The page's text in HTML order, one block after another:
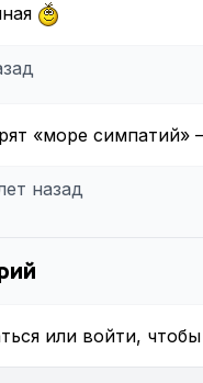
«море
назад
или войти,